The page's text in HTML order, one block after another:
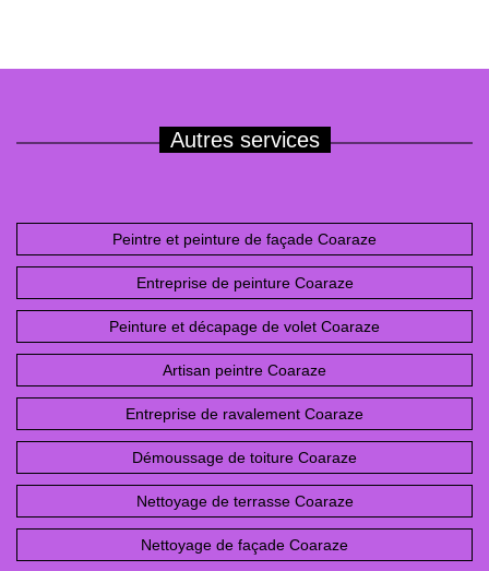
Autres services
Peintre et peinture de façade Coaraze
Entreprise de peinture Coaraze
Peinture et décapage de volet Coaraze
Artisan peintre Coaraze
Entreprise de ravalement Coaraze
Démoussage de toiture Coaraze
Nettoyage de terrasse Coaraze
Nettoyage de façade Coaraze